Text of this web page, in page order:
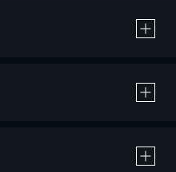
決済による作品の購入 / レンタルです。